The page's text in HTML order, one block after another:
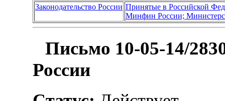
Законодательство России Принятые в Российской
Минфин России;
Письмо 10-05-14/
России